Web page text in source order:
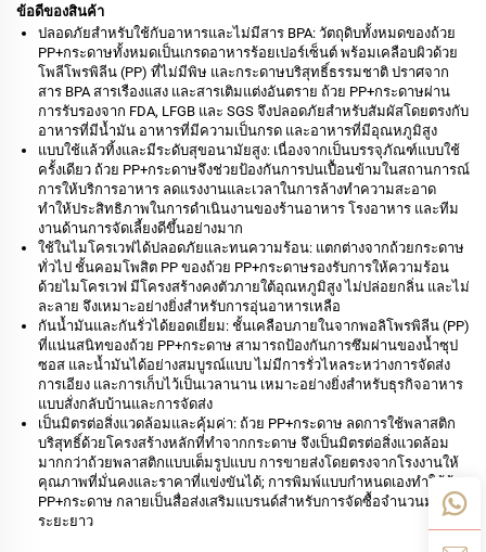
ข้อดีของสินค้า
ปลอดภัยสำหรับใช้กับอาหารและไม่มีสาร BPA: วัตถุดิบทั้งหมดของถ้วย
PP+กระดาษทั้งหมดเป็นเกรดอาหารร้อยเปอร์เซ็นต์ พร้อมเคลือบผิวด้วย
โพลีโพรพิลีน (PP) ที่ไม่มีพิษ และกระดาษบริสุทธิ์ธรรมชาติ ปราศจาก
สาร BPA สารเรืองแสง และสารเติมแต่งอันตราย ถ้วย PP+กระดาษผ่าน
การรับรองจาก FDA, LFGB และ SGS จึงปลอดภัยสำหรับสัมผัสโดยตรงกับ
อาหารที่มีน้ำมัน อาหารที่มีความเป็นกรด และอาหารที่มีอุณหภูมิสูง
แบบใช้แล้วทิ้งและมีระดับสุขอนามัยสูง: เนื่องจากเป็นบรรจุภัณฑ์แบบใช้
ครั้งเดียว ถ้วย PP+กระดาษจึงช่วยป้องกันการปนเปื้อนข้ามในสถานการณ์
การให้บริการอาหาร ลดแรงงานและเวลาในการล้างทำความสะอาด
ทำให้ประสิทธิภาพในการดำเนินงานของร้านอาหาร โรงอาหาร และทีม
งานด้านการจัดเลี้ยงดีขึ้นอย่างมาก
ใช้ในไมโครเวฟได้ปลอดภัยและทนความร้อน: แตกต่างจากถ้วยกระดาษ
ทั่วไป ชั้นคอมโพสิต PP ของถ้วย PP+กระดาษรองรับการให้ความร้อน
ด้วยไมโครเวฟ มีโครงสร้างคงตัวภายใต้อุณหภูมิสูง ไม่ปล่อยกลิ่น และไม่
ละลาย จึงเหมาะอย่างยิ่งสำหรับการอุ่นอาหารเหลือ
กันน้ำมันและกันรั่วได้ยอดเยี่ยม: ชั้นเคลือบภายในจากพอลิโพรพิลีน (PP)
ที่แน่นสนิทของถ้วย PP+กระดาษ สามารถป้องกันการซึมผ่านของน้ำซุป
ซอส และน้ำมันได้อย่างสมบูรณ์แบบ ไม่มีการรั่วไหลระหว่างการจัดส่ง
การเอียง และการเก็บไว้เป็นเวลานาน เหมาะอย่างยิ่งสำหรับธุรกิจอาหาร
แบบสั่งกลับบ้านและการจัดส่ง
เป็นมิตรต่อสิ่งแวดล้อมและคุ้มค่า: ถ้วย PP+กระดาษ ลดการใช้พลาสติก
บริสุทธิ์ด้วยโครงสร้างหลักที่ทำจากกระดาษ จึงเป็นมิตรต่อสิ่งแวดล้อม
มากกว่าถ้วยพลาสติกแบบเต็มรูปแบบ การขายส่งโดยตรงจากโรงงานให้
คุณภาพที่มั่นคงและราคาที่แข่งขันได้; การพิมพ์แบบกำหนดเองทำให้ถ้วย
PP+กระดาษ กลายเป็นสื่อส่งเสริมแบรนด์สำหรับการจัดซื้อจำนวนมากใน
ระยะยาว